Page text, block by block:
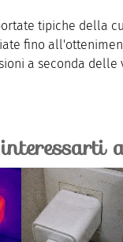
tipiche della
fino
a seconda delle